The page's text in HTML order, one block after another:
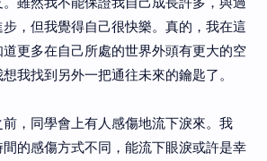
，但我覺得自己很快樂。真的，我在這
更多在自己所處的世界外頭有更大的空
我找到另外一把通往未來的鑰匙了。
，同學會上有人感傷地流下淚來。我
的感傷方式不同，能流下眼淚或許是幸